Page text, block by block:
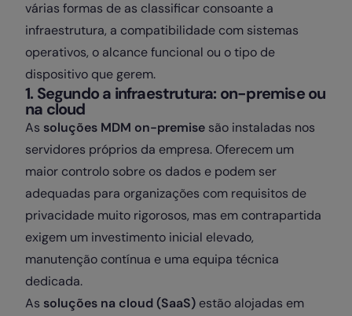
várias formas de as classificar consoante a
infraestrutura, a compatibilidade com sistemas
operativos, o alcance funcional ou o tipo de
dispositivo que gerem.
1. Segundo a infraestrutura: on-premise ou
na cloud
As soluções MDM on-premise são instaladas nos
servidores próprios da empresa. Oferecem um
maior controlo sobre os dados e podem ser
adequadas para organizações com requisitos de
privacidade muito rigorosos, mas em contrapartida
exigem um investimento inicial elevado,
manutenção contínua e uma equipa técnica
dedicada.
As soluções na cloud (SaaS) estão alojadas em